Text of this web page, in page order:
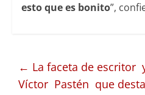
esto que es bonito”,
← La faceta de escritor
Víctor Pastén que